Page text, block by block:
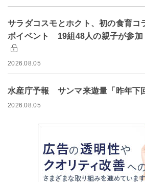
サラダコスモとホクト、初の食育コ
ボイベント 19組48人の親子が参加
2026.08.05
水産庁予報 サンマ来遊量「昨年下
2026.08.05